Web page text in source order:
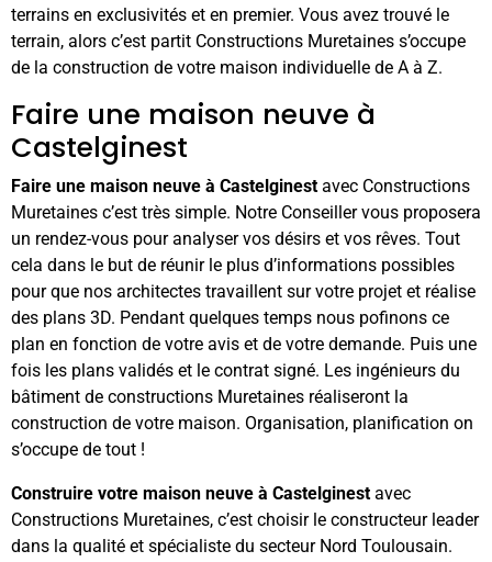
terrains en exclusivités et en premier. Vous avez trouvé le
terrain, alors c’est partit Constructions Muretaines s’occupe
de la construction de votre maison individuelle de A à Z.
Faire une maison neuve à
Castelginest
Faire une maison neuve à Castelginest avec Constructions
Muretaines c’est très simple. Notre Conseiller vous proposera
un rendez-vous pour analyser vos désirs et vos rêves. Tout
cela dans le but de réunir le plus d’informations possibles
pour que nos architectes travaillent sur votre projet et réalise
des plans 3D. Pendant quelques temps nous pofinons ce
plan en fonction de votre avis et de votre demande. Puis une
fois les plans validés et le contrat signé. Les ingénieurs du
bâtiment de constructions Muretaines réaliseront la
construction de votre maison. Organisation, planification on
s’occupe de tout !
Construire votre maison neuve à Castelginest avec
Constructions Muretaines, c’est choisir le constructeur leader
dans la qualité et spécialiste du secteur Nord Toulousain.